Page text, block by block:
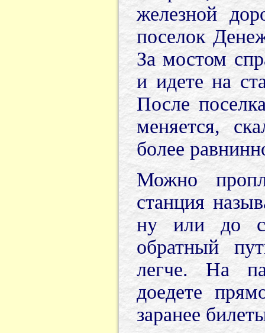
железной
поселок
За мостом
и идете на
После
меняется,
более
Можно
станция
ну или до
обратный
легче. На
доедете
заранее